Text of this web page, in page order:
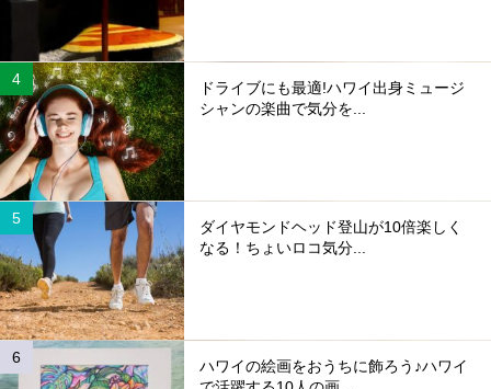
ドライブにも最適!ハワイ出身ミュージ
シャンの楽曲で気分を...
ダイヤモンドヘッド登山が10倍楽しく
なる！ちょいロコ気分...
ハワイの絵画をおうちに飾ろう♪ハワイ